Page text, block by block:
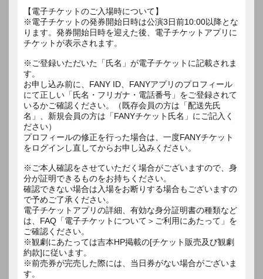
【電子チケットのご入場時について】
※電子チケットの発券開始日時は公演3日前10:00以降とな
ります。発券開始日時を迎えた後、電子チケットアプリに
チケットが表示されます。
※ご登録いただいた「氏名」が電子チケットに記載されま
す。
お申し込み前に、FANY ID、FANYアプリのプロフィール
にて正しい「氏名・フリガナ・電話番号」をご登録されて
いるかご確認ください。（既存会員の方は「配送先氏
名」、新規会員の方は「FANYチケット氏名」にご記入く
ださい）
プロフィールの修正を行った場合は、一度FANYチケット
をログインし直してからお申し込みください。
※ご本人確認をさせていただく場合がございますので、身
分が証明できるものをお持ちください。
確認できない場合は入場をお断りする場合もございますの
で予めご了承ください。
電子チケットアプリの詳細、有効な身分証明書の種類など
は、FAQ「電子チケットについて＞ご利用にあたって」を
ご確認ください。
※観劇にあたっては吉本HP掲載の[チケット販売及び観劇
約款]に従います。
※前売券が完売した際には、当日券がない場合がございま
す。